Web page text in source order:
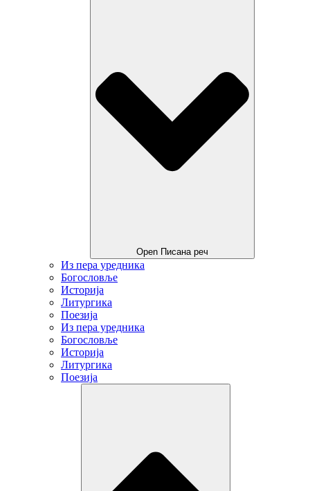
Open Писана реч
Из пера уредника
Богословље
Историја
Литургика
Поезија
Из пера уредника
Богословље
Историја
Литургика
Поезија